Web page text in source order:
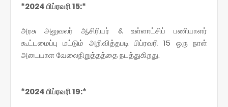
*2024 பிப்ரவரி 15:*
அரசு அலுவலர் ஆசிரியர் & உள்ளாட்சிப் பணியாளர்
கூட்டமைப்பு மட்டும் அறிவித்தபடி பிப்ரவரி 15 ஒரு நாள்
அடையாள வேலைநிறுத்தத்தை நடத்துகிறது.
*2024 பிப்ரவரி 19:*